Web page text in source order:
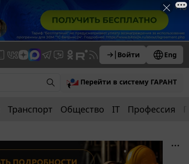
Войти Eng
Перейти в систему ГАРАНТ
Транспорт Общество IT Профессия